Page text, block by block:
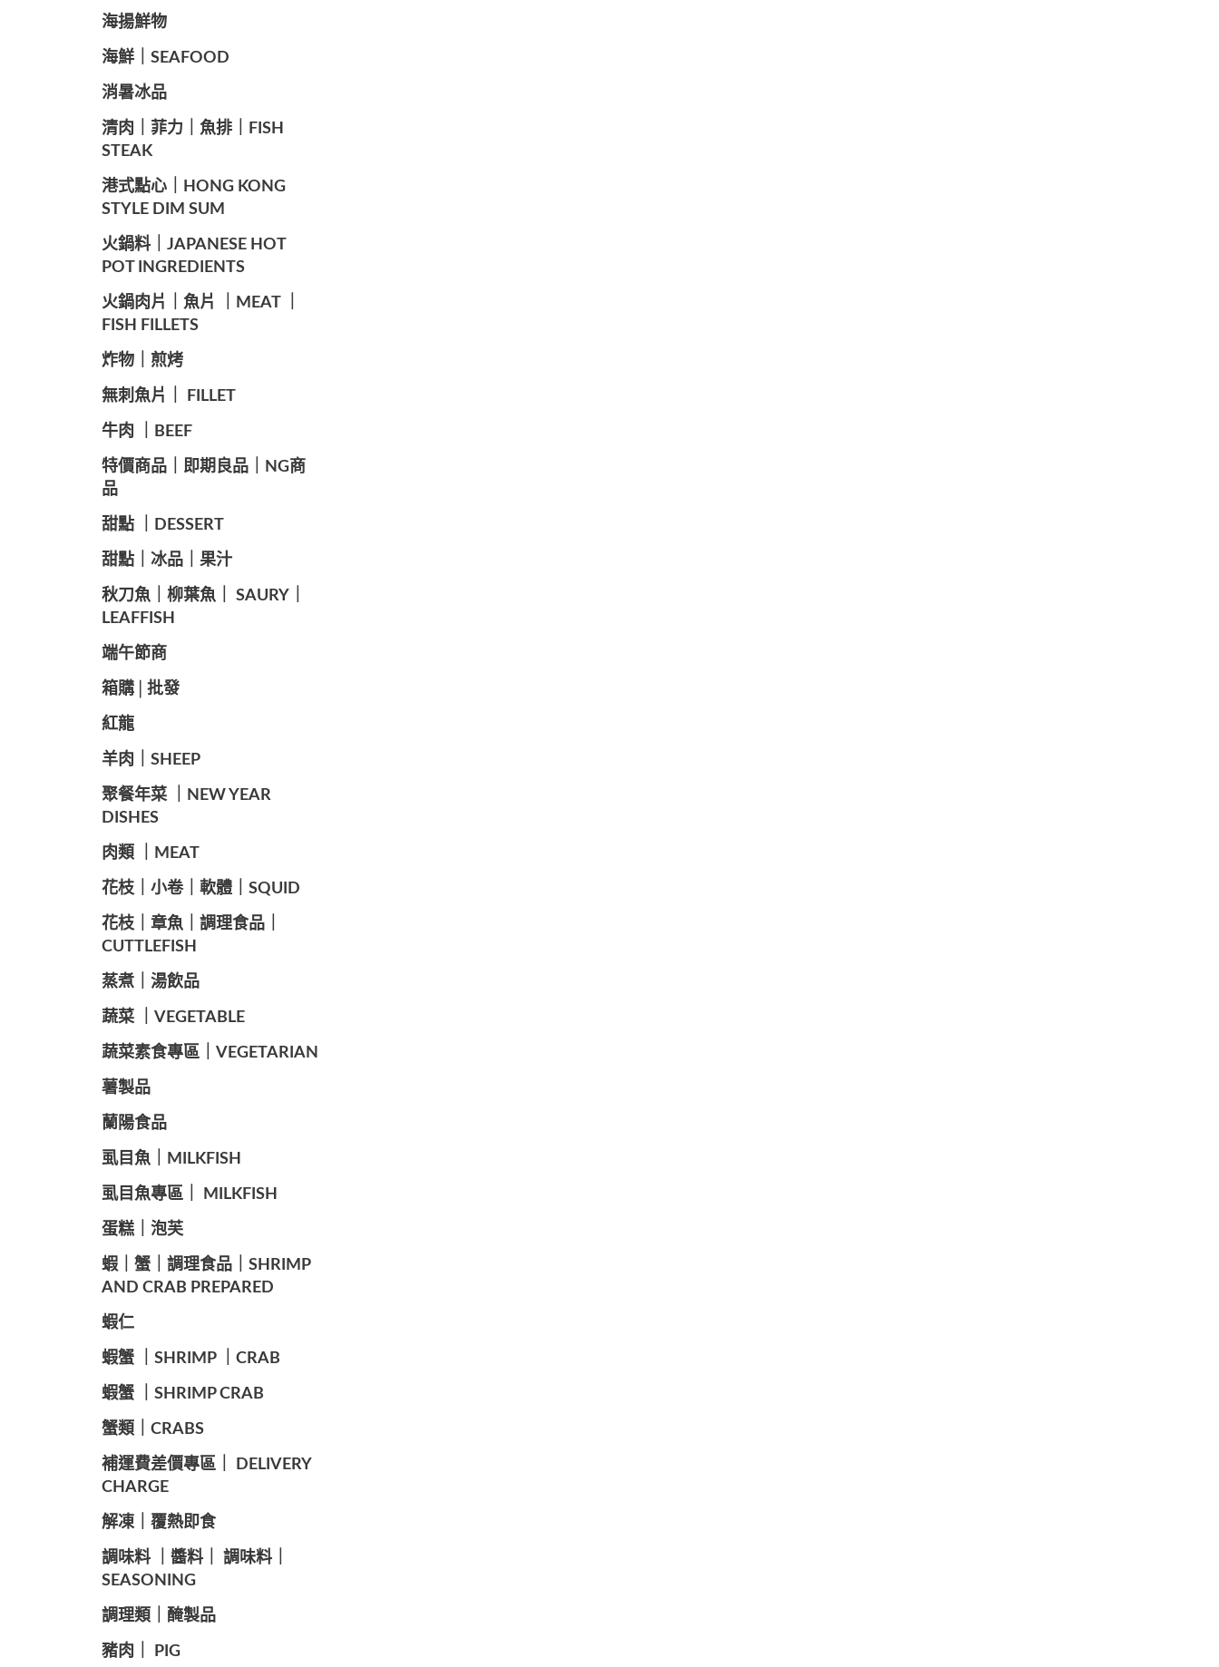
海揚鮮物
海鮮｜SEAFOOD
️消暑冰品
️清肉｜菲力｜魚排｜FISH
STEAK
️港式點心｜HONG KONG
STYLE DIM SUM
️火鍋料｜JAPANESE HOT
POT INGREDIENTS
️火鍋肉片｜魚片 ｜MEAT ｜
FISH FILLETS
️炸物｜煎烤
️無刺魚片｜ FILLET
牛肉 ｜BEEF
️特價商品｜即期良品｜NG商
品
甜點 ｜DESSERT
️甜點｜冰品｜果汁
️秋刀魚｜柳葉魚｜ SAURY｜
LEAFFISH
️端午節商️
️箱購│批發
紅龍
羊肉｜SHEEP
️聚餐年菜 ｜NEW YEAR
DISHES
肉類 ｜MEAT
️花枝｜小卷｜軟體｜SQUID
花枝｜章魚｜調理食品｜
CUTTLEFISH
️蒸煮｜湯飲品
蔬菜 ｜VEGETABLE
蔬菜素食專區｜VEGETARIAN
️薯製品
蘭陽食品
️虱目魚｜MILKFISH
️虱目魚專區｜ MILKFISH
️蛋糕｜泡芙
️蝦｜蟹｜調理食品｜SHRIMP
AND CRAB PREPARED
️蝦仁
️蝦蟹 ｜SHRIMP ｜CRAB
️蝦蟹 ｜SHRIMP CRAB
️蟹類｜CRABS
️補運費差價專區｜ DELIVERY
CHARGE
️解凍｜覆熱即食
️調味料 ｜醬料｜ 調味料｜
SEASONING
️調理類｜醃製品
豬肉｜ PIG